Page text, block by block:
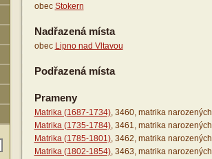
obec Stokern
Nadřazená místa
obec Lipno nad Vltavou
Podřazená místa
Prameny
Matrika (1687-1734), 3460, matrika narozených
Matrika (1735-1784), 3461, matrika narozených
Matrika (1785-1801), 3462, matrika narozených
Matrika (1802-1854), 3463, matrika narozených